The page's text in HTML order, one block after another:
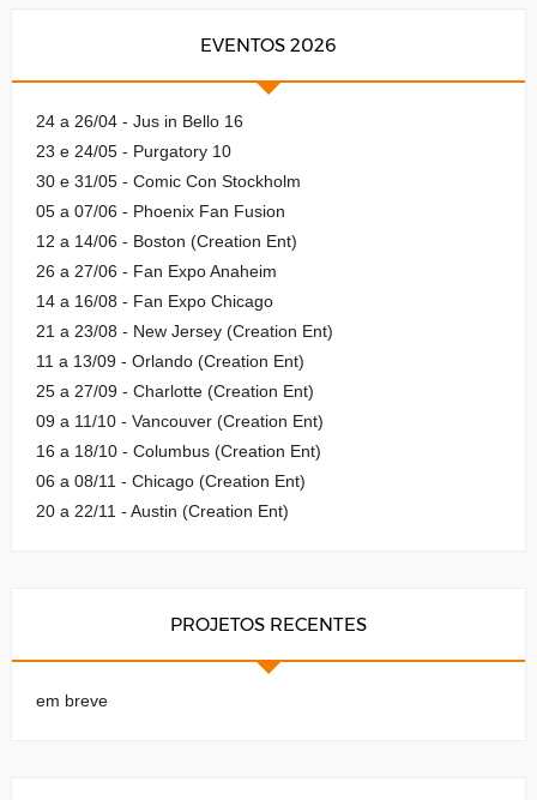
EVENTOS 2026
24 a 26/04 - Jus in Bello 16
23 e 24/05 - Purgatory 10
30 e 31/05 - Comic Con Stockholm
05 a 07/06 - Phoenix Fan Fusion
12 a 14/06 - Boston (Creation Ent)
26 a 27/06 - Fan Expo Anaheim
14 a 16/08 - Fan Expo Chicago
21 a 23/08 - New Jersey (Creation Ent)
11 a 13/09 - Orlando (Creation Ent)
25 a 27/09 - Charlotte (Creation Ent)
09 a 11/10 - Vancouver (Creation Ent)
16 a 18/10 - Columbus (Creation Ent)
06 a 08/11 - Chicago (Creation Ent)
20 a 22/11 - Austin (Creation Ent)
PROJETOS RECENTES
em breve